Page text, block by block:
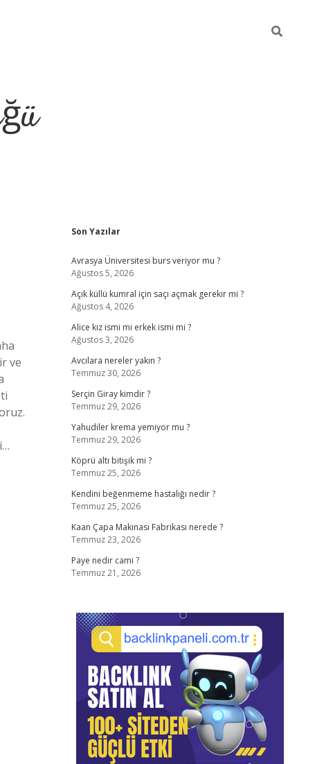
ve
Sidebar
Son Yazılar
Avrasya Üniversitesi burs veriyor mu ?
Ağustos 5, 2026
Açık küllü kumral için saçı açmak gerekir mi ?
Ağustos 4, 2026
Alice kız ismi mi erkek ismi mi ?
Ağustos 3, 2026
Avcılara nereler yakın ?
Temmuz 30, 2026
Serçin Giray kimdir ?
Temmuz 29, 2026
Yahudiler krema yemiyor mu ?
Temmuz 29, 2026
Köprü altı bitişik mi ?
Temmuz 25, 2026
Kendini beğenmeme hastalığı nedir ?
Temmuz 25, 2026
Kaan Çapa Makinası Fabrikası nerede ?
Temmuz 23, 2026
Paye nedir cami ?
Temmuz 21, 2026